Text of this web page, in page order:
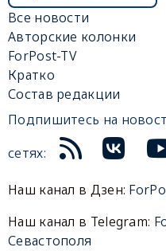
Все новости
Авторские колонки
ForPost-TV
Кратко
Состав редакции
Подпишитесь на
сетях:
Наш канал в Дзен:
Наш канал в Telegram:
Севастополя